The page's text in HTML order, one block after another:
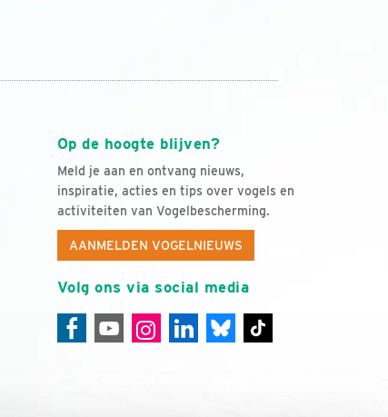
Op de hoogte blijven?
Meld je aan en ontvang nieuws,
inspiratie, acties en tips over vogels en
activiteiten van Vogelbescherming.
AANMELDEN VOGELNIEUWS
Volg ons via social media